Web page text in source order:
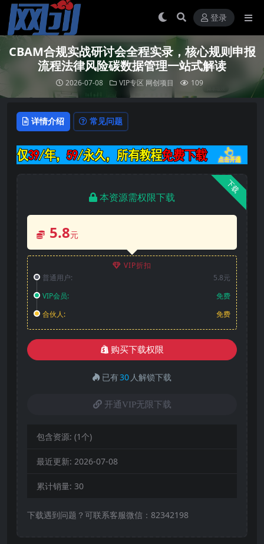
登录
CBAM合规实战研讨会全程实录，核心规则申报
流程法律风险碳数据管理一站式解读
2026-07-08 VIP专区 网创项目 109
详情介绍 常见问题
下载
本资源需权限下载
5.8元
VIP折扣
普通用户:
5.8元
VIP会员:
免费
合伙人:
免费
购买下载权限
已有30 人解锁下载
开通VIP无限下载
包含资源: (1个)
最近更新: 2026-07-08
累计销量: 30
下载遇到问题？可联系客服微信：82342198